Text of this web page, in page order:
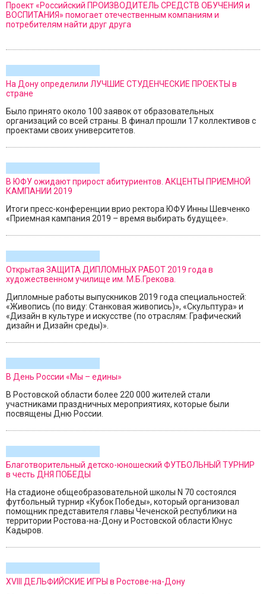
Проект «Российский ПРОИЗВОДИТЕЛЬ СРЕДСТВ ОБУЧЕНИЯ и
ВОСПИТАНИЯ» помогает отечественным компаниям и
потребителям найти друг друга
На Дону определили ЛУЧШИЕ СТУДЕНЧЕСКИЕ ПРОЕКТЫ в
стране
Было принято около 100 заявок от образовательных
организаций со всей страны. В финал прошли 17 коллективов с
проектами своих университетов.
В ЮФУ ожидают прирост абитуриентов. АКЦЕНТЫ ПРИЕМНОЙ
КАМПАНИИ 2019
Итоги пресс-конференции врио ректора ЮФУ Инны Шевченко
«Приемная кампания 2019 – время выбирать будущее».
Открытая ЗАЩИТА ДИПЛОМНЫХ РАБОТ 2019 года в
художественном училище им. М.Б.Грекова.
Дипломные работы выпускников 2019 года специальностей:
«Живопись (по виду: Станковая живопись)», «Скульптура» и
«Дизайн в культуре и искусстве (по отраслям: Графический
дизайн и Дизайн среды)».
В День России «Мы – едины»
В Ростовской области более 220 000 жителей стали
участниками праздничных мероприятиях, которые были
посвящены Дню России.
Благотворительный детско-юношеский ФУТБОЛЬНЫЙ ТУРНИР
в честь ДНЯ ПОБЕДЫ
На стадионе общеобразовательной школы N 70 состоялся
футбольный турнир «Кубок Победы», который организовал
помощник представителя главы Чеченской республики на
территории Ростова-на-Дону и Ростовской области Юнус
Кадыров.
ХVIII ДЕЛЬФИЙСКИЕ ИГРЫ в Ростове-на-Дону